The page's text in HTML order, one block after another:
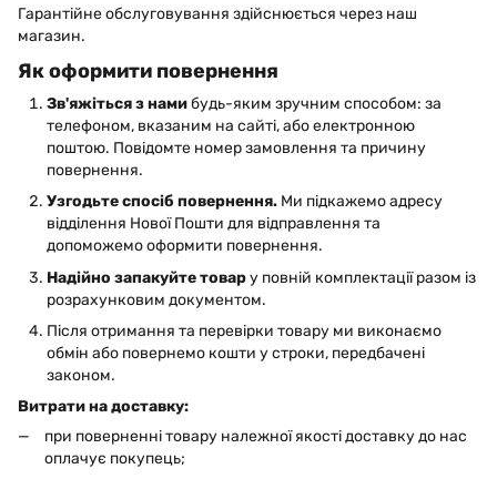
Гарантійне обслуговування здійснюється через наш
магазин.
Як оформити повернення
Зв'яжіться з намибудь-яким зручним способом: за
телефоном, вказаним на сайті, або електронною
поштою. Повідомте номер замовлення та причину
повернення.
Узгодьте спосіб повернення. Ми підкажемо адресу
відділення Нової Пошти для відправлення та
допоможемо оформити повернення.
Надійно запакуйте товару повній комплектації разом із
розрахунковим документом.
Після отримання та перевірки товару ми виконаємо
обмін або повернемо кошти у строки, передбачені
законом.
Витрати на доставку:
при поверненні товару належної якості доставку до нас
оплачує покупець;